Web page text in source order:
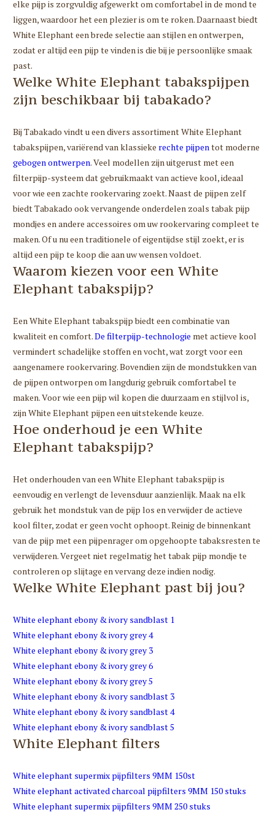
elke pijp is zorgvuldig afgewerkt om comfortabel in de mond te
liggen, waardoor het een plezier is om te roken. Daarnaast biedt
White Elephant een brede selectie aan stijlen en ontwerpen,
zodat er altijd een pijp te vinden is die bij je persoonlijke smaak
past.
Welke White Elephant tabakspijpen
zijn beschikbaar bij tabakado?
Bij Tabakado vindt u een divers assortiment White Elephant
tabakspijpen, variërend van klassieke rechte pijpentot moderne
gebogen ontwerpen. Veel modellen zijn uitgerust met een
filterpijp-systeem dat gebruikmaakt van actieve kool, ideaal
voor wie een zachte rookervaring zoekt. Naast de pijpen zelf
biedt Tabakado ook vervangende onderdelen zoals tabak pijp
mondjes en andere accessoires om uw rookervaring compleet te
maken. Of u nu een traditionele of eigentijdse stijl zoekt, er is
altijd een pijp te koop die aan uw wensen voldoet.
Waarom kiezen voor een White
Elephant tabakspijp?
Een White Elephant tabakspijp biedt een combinatie van
kwaliteit en comfort.De filterpijp-technologie met actieve kool
vermindert schadelijke stoffen en vocht, wat zorgt voor een
aangenamere rookervaring. Bovendien zijn de mondstukken van
de pijpen ontworpen om langdurig gebruik comfortabel te
maken. Voor wie een pijp wil kopen die duurzaam en stijlvol is,
zijn White Elephant pijpen een uitstekende keuze.
Hoe onderhoud je een White
Elephant tabakspijp?
Het onderhouden van een White Elephant tabakspijp is
eenvoudig en verlengt de levensduur aanzienlijk. Maak na elk
gebruik het mondstuk van de pijp los en verwijder de actieve
kool filter, zodat er geen vocht ophoopt. Reinig de binnenkant
van de pijp met een pijpenrager om opgehoopte tabaksresten te
verwijderen. Vergeet niet regelmatig het tabak pijp mondje te
controleren op slijtage en vervang deze indien nodig.
Welke White Elephant past bij jou?
White elephant ebony & ivory sandblast 1
White elephant ebony & ivory grey 4
White elephant ebony & ivory grey 3
White elephant ebony & ivory grey 6
White elephant ebony & ivory grey 5
White elephant ebony & ivory sandblast 3
White elephant ebony & ivory sandblast 4
White elephant ebony & ivory sandblast 5
White Elephant filters
White elephant supermix pijpfilters 9MM 150st
White elephant activated charcoal pijpfilters 9MM 150 stuks
White elephant supermix pijpfilters 9MM 250 stuks